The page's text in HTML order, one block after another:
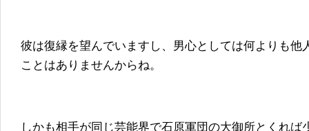
彼は復縁を望んでいますし、男心としては何よりも他
ことはありませんからね。
しかも相手が同じ芸能界で石原軍団の大御所とくれ